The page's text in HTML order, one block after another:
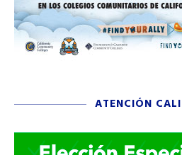
ATENCIÓN